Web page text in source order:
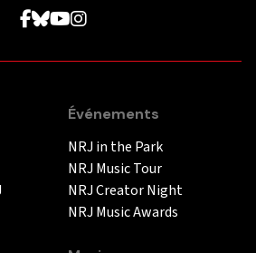
Événements
NRJ in the Park
NRJ Music Tour
NRJ Creator Night
NRJ Music Awards